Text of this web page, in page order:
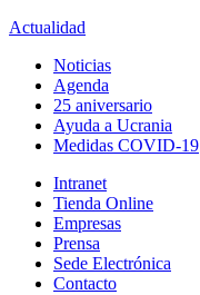
Actualidad
Noticias
Agenda
25 aniversario
Ayuda a Ucrania
Medidas COVID-19
Intranet
Tienda Online
Empresas
Prensa
Sede Electrónica
Contacto